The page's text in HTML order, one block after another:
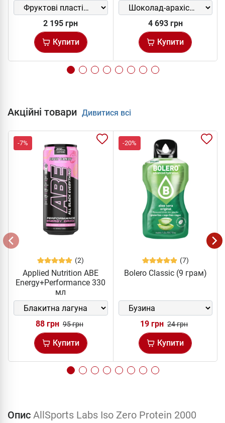
2 195 грн
Купити
4 693 грн
Купити
Акційні товари Дивитися всі
-7%
(2)
Applied Nutrition ABE
Energy+Performance 330
мл
88 грн 95 грн
Купити
-20%
(7)
Bolero Classic (9 грам)
19 грн 24 грн
Купити
Опис AllSports Labs Iso Zero Protein 2000